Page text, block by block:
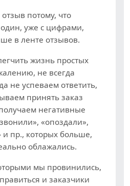
потому, что
уже с цифрами,
в ленте отзывов.
жизнь простых
не всегда
не успеваем ответить,
принять заказ
негативные
«опоздали»,
и пр., которых больше,
облажались.
мы провинились,
и заказчики